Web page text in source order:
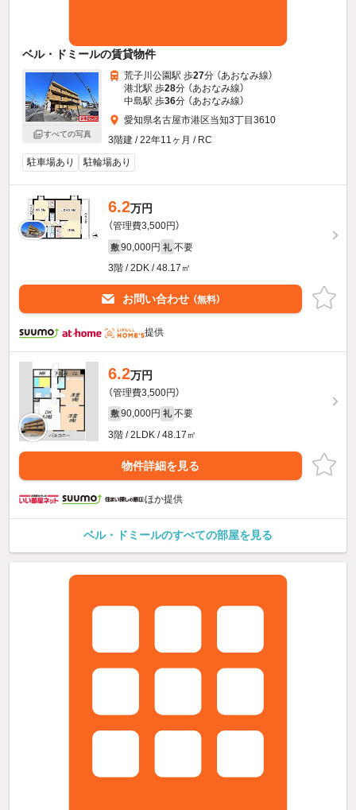
ベル・ドミールの賃貸物件
すべての写真
荒子川公園駅 歩27分 （あおなみ線）
港北駅 歩28分 （あおなみ線）
中島駅 歩36分 （あおなみ線）
愛知県名古屋市港区当知3丁目3610
3階建 / 22年11ヶ月 / RC
駐車場あり
駐輪場あり
6.2万円
（管理費3,500円）
敷 90,000円 礼 不要
3階 / 2DK / 48.17㎡
お問い合わせ （無料）
提供
6.2万円
（管理費3,500円）
敷 90,000円 礼 不要
3階 / 2LDK / 48.17㎡
物件詳細を見る
ほか提供
ベル・ドミールのすべての部屋を見る